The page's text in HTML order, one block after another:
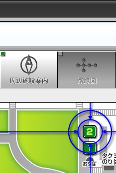
周辺施設案内 路線図